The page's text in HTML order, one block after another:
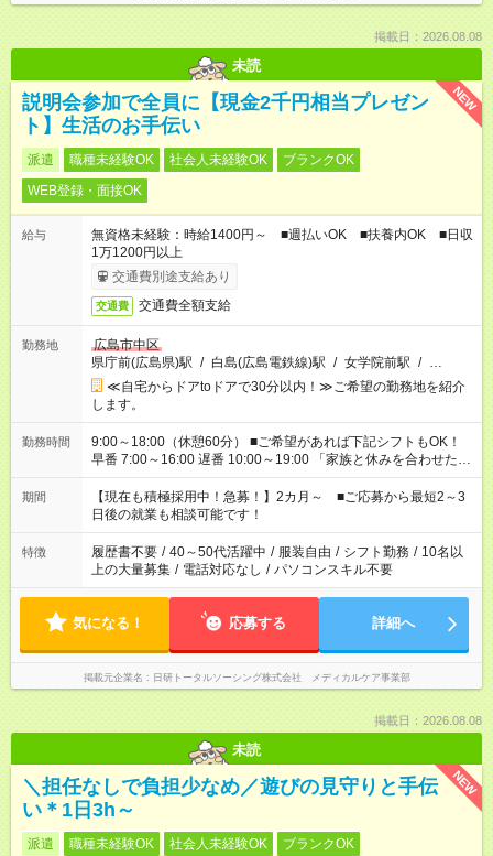
掲載日：2026.08.08
未読
NEW
説明会参加で全員に【現金2千円相当プレゼン
ト】生活のお手伝い
派遣 職種未経験OK 社会人未経験OK
ブランクOK
WEB登録・面接OK
給与
無資格未経験：時給1400円～ ■週払いOK ■扶養内OK ■日収
1万1200円以上
交通費別途支給あり
交通費 交通費全額支給
勤務地
広島市中区
県庁前(広島県)駅 / 白島(広島電鉄線)駅 / 女学院前駅 / …
≪自宅からドアtoドアで30分以内！≫ご希望の勤務地を紹介
します。
勤務時間
9:00～18:00（休憩60分） ■ご希望があれば下記シフトもOK！
早番 7:00～16:00 遅番 10:00～19:00 「家族と休みを合わせた
い」 「余裕を持って夕飯の準備がしたい」 「できれば残業はし
たくない」 など、ご希望を教えてくださいね。 ※Wワーク希望
の方へ 今ご覧のお仕事で希望する勤務時間と、もう1つのお仕事
の勤務時間。 合計で週40時間を超える場合は応募できません。
期間
【現在も積極採用中！急募！】2カ月～ ■ご応募から最短2～3
日後の就業も相談可能です！
特徴 履歴書不要 / 40～50代活躍中 / 服装自由 / シフト勤務 / 10名以
上の大量募集 / 電話対応なし / パソコンスキル不要
気になる！ 応募する 詳細へ
掲載元企業名 日研トータルソーシング株式会社 メディカルケア事業部
掲載日：2026.08.08
未読
NEW
＼担任なしで負担少なめ／遊びの見守りと手伝
い＊1日3h～
派遣 職種未経験OK 社会人未経験OK
ブランクOK